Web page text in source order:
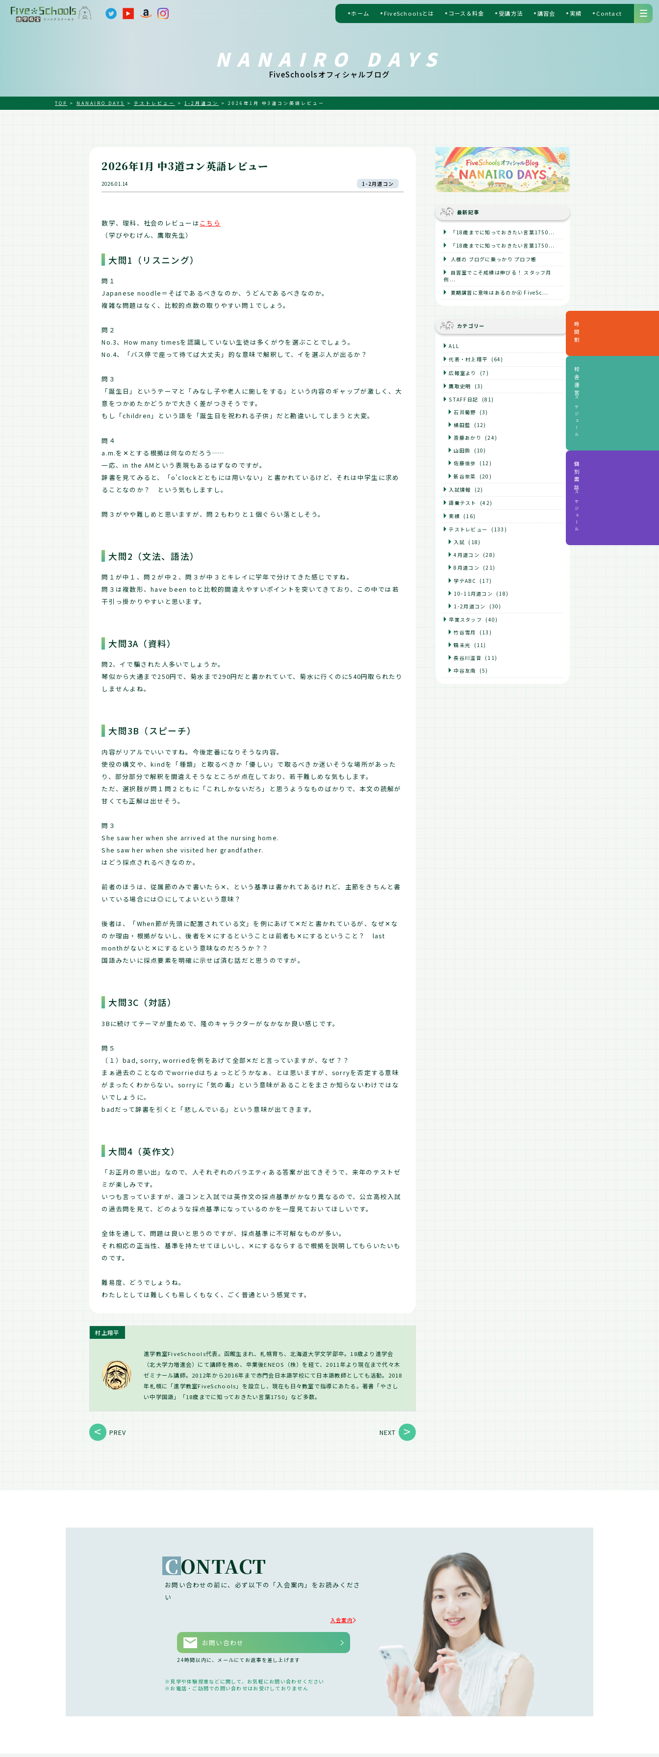
ホーム FiveSchoolsとは コース＆料金 受講方法 講習会 実績 Contact
NANAIRO DAYS
FiveSchoolsオフィシャルブログ
TOP > NANAIRO DAYS > テストレビュー > 1-2月道コン > 2026年1月 中3道コン英語レビュー
2026年1月 中3道コン英語レビュー
2026.01.14 1-2月道コン
数学、理科、社会のレビューは こちら
（学びやむげん、鷹取先生）
大問1（リスニング）
問１
Japanese noodle＝そばであるべきなのか、うどんであるべきなのか。
複雑な問題はなく、比較的点数の取りやすい問１でしょう。
問２
No.3、How many timesを認識していない生徒は多くがウを選ぶことでしょう。
No.4、「バス停で座って待てば大丈夫」的な意味で解釈して、イを選ぶ人が出るか？
問３
「誕生日」というテーマと「みなし子や老人に施しをする」という内容のギャップが激しく、大
意をつかめたかどうかで大きく差がつきそうです。
もし「children」という語を「誕生日を祝われる子供」だと勘違いしてしまうと大変。
問４
a.m.を✕とする根拠は何なのだろう……
一応、in the AMという表現もあるはずなのですが。
辞書を見てみると、「o’clockとともには用いない」と書かれているけど、それは中学生に求め
ることなのか？ という気もしますし。
問３がやや難しめと思いますが、問２もわりと１個ぐらい落としそう。
大問2（文法、語法）
問１が中１、問２が中２、問３が中３とキレイに学年で分けてきた感じですね。
問３は複数形、have been toと比較的間違えやすいポイントを突いてきており、この中では若
干引っ掛かりやすいと思います。
大問3A（資料）
問2、イで騙された人多いでしょうか。
琴似から大通まで250円で、菊水まで290円だと書かれていて、菊水に行くのに540円取られたり
しませんよね。
大問3B（スピーチ）
内容がリアルでいいですね。今後定番になりそうな内容。
使役の構文や、kindを「種類」と取るべきか「優しい」で取るべきか迷いそうな場所があった
り、部分部分で解釈を間違えそうなところが点在しており、若干難しめな気もします。
ただ、選択肢が問１問２ともに「これしかないだろ」と思うようなものばかりで、本文の読解が
甘くても正解は出せそう。
問３
She saw her when she arrived at the nursing home.
She saw her when she visited her grandfather.
はどう採点されるべきなのか。
前者のほうは、従属節のみで書いたら✕、という基準は書かれてあるけれど、主節をきちんと書
いている場合には◎にしてよいという意味？
後者は、「When節が先頭に配置されている文」を例にあげて✕だと書かれているが、なぜ✕な
のか理由・根拠がないし、後者を✕にするということは前者も✕にするということ？ last
monthがないと✕にするという意味なのだろうか？？
国語みたいに採点要素を明確に示せば済む話だと思うのですが。
大問3C（対話）
3Bに続けてテーマが重ためで、隆のキャラクターがなかなか良い感じです。
問５
（１）bad, sorry, worriedを例をあげて全部✕だと言っていますが、なぜ？？
まぁ過去のことなのでworriedはちょっとどうかなぁ、とは思いますが、sorryを否定する意味
がまったくわからない。sorryに「気の毒」という意味があることをまさか知らないわけではな
いでしょうに。
badだって辞書を引くと「悲しんでいる」という意味が出てきます。
大問4（英作文）
「お正月の思い出」なので、人それぞれのバラエティある答案が出てきそうで、来年のテストゼ
ミが楽しみです。
いつも言っていますが、道コンと入試では英作文の採点基準がかなり異なるので、公立高校入試
の過去問を見て、どのような採点基準になっているのかを一度見ておいてほしいです。
全体を通して、問題は良いと思うのですが、採点基準に不可解なものが多い。
それ相応の正当性、基準を持たせてほしいし、✕にするならするで根拠を説明してもらいたいも
のです。
難易度、どうでしょうね。
わたしとしては難しくも易しくもなく、ごく普通という感覚です。
村上翔平
進学教室FiveSchools代表。函館生まれ、札幌育ち、北海道大学文学部卒。18歳より進学会
（北大学力増進会）にて講師を務め、卒業後ENEOS（株）を経て、2011年より現在まで代々木
ゼミナール講師。2012年から2016年まで赤門会日本語学校にて日本語教師としても活動。2018
年札幌に「進学教室FiveSchools」を設立し、現在も日々教室で指導にあたる。著書「やさし
い中学国語」「18歳までに知っておきたい言葉1750」など多数。
PREV NEXT
最新記事
「18歳までに知っておきたい言葉1750...
「18歳までに知っておきたい言葉1750...
人様の ブログに乗っかり プロフ帳
自習室でこそ成績は伸びる！ スタッフ月
例...
夏期講習に意味はあるのか④ FiveSc...
カテゴリー
ALL
代表・村上翔平
(64)
広報室より
(7)
鷹取史明
(3)
STAFF日記
(81)
石井葡野 (3)
橘田藍
(12)
斎藤あかり
(24)
山田鈴
(10)
佐藤佳歩
(12)
新谷奈菜
(20)
入試情報
(2)
語彙テスト
(42)
実績 (16)
テストレビュー
(133)
入試 (18)
4月道コン
(28)
8月道コン
(21)
学テABC (17)
10-11月道コン
(18)
1-2月道コン
(30)
卒業スタッフ
(40)
竹谷雪月
(13)
鶴未光
(11)
長谷川温音 (11)
中谷友南
(5)
CONTACT
お問い合わせの前に、必ず以下の「入会案内」をお読みくださ
い
入会案内
お問い合わせ
24時間以内に、メールにてお返事を差し上げます
見学や体験授業などに関して、お気軽にお問い合わせください
お電話・ご訪問での問い合わせはお受けしておりません
時間割
校舎運営
スケジュール
個別面談
スケジュール